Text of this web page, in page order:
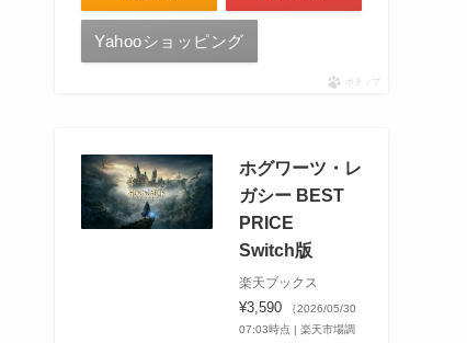
Yahooショッピング
ポチップ
ホグワーツ・レ
ガシー BEST
PRICE
Switch版
楽天ブックス
¥3,590
（2026/05/30
07:03時点 | 楽天市場調